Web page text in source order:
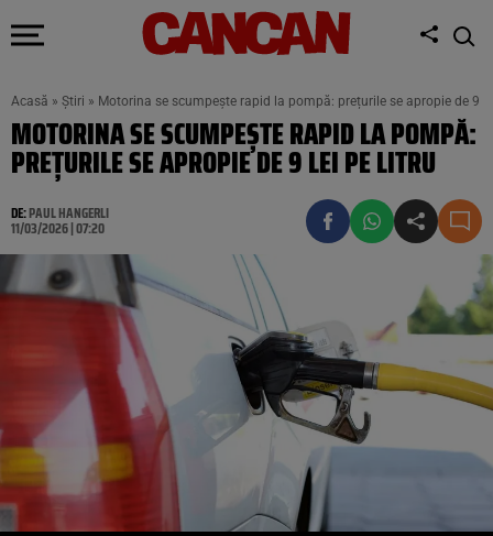
Acasă » Știri » Motorina se scumpește rapid la pompă: prețurile se apropie de 9
MOTORINA SE SCUMPEȘTE RAPID LA POMPĂ:
PREȚURILE SE APROPIE DE 9 LEI PE LITRU
DE:PAUL HANGERLI
11/03/2026 | 07:20